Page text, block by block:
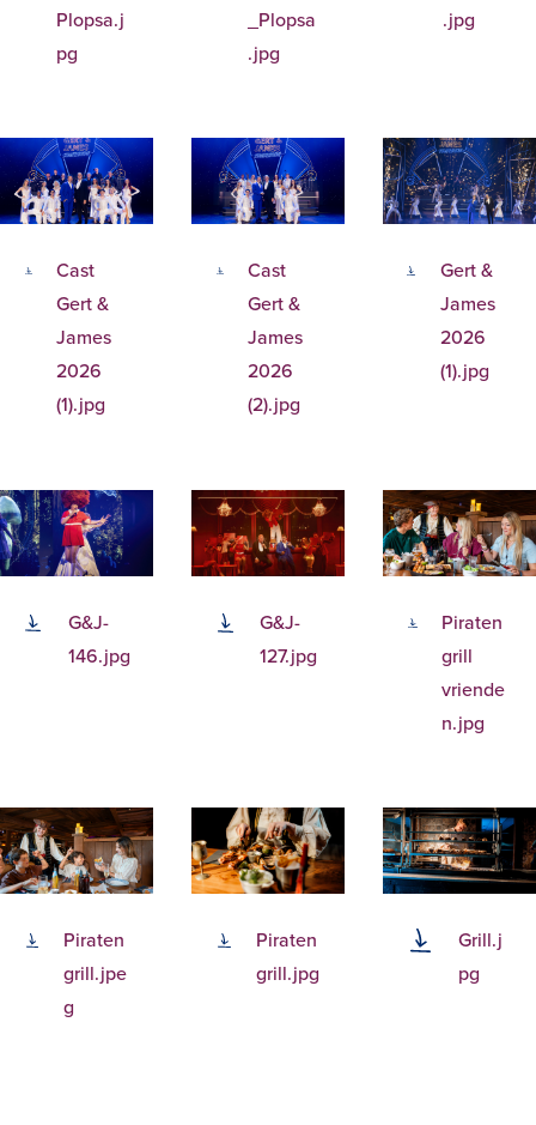
Plopsa.j
pg
_Plopsa
.jpg
.jpg
Cast
Gert &
James
2026
(1).jpg
Cast
Gert &
James
2026
(2).jpg
Gert &
James
2026
(1).jpg
G&J-
146.jpg
G&J-
127.jpg
Piraten
grill
vriende
n.jpg
Piraten
grill.jpe
g
Piraten
grill.jpg
Grill.j
pg